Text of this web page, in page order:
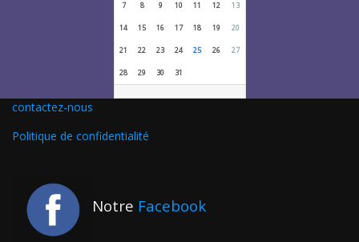
7 8 9 10 11 12 13
14 15 16 17 18 19 20
21 22 23 24 25 26 27
28 29 30 31
contactez-nous
Politique de confidentialité
Notre Facebook